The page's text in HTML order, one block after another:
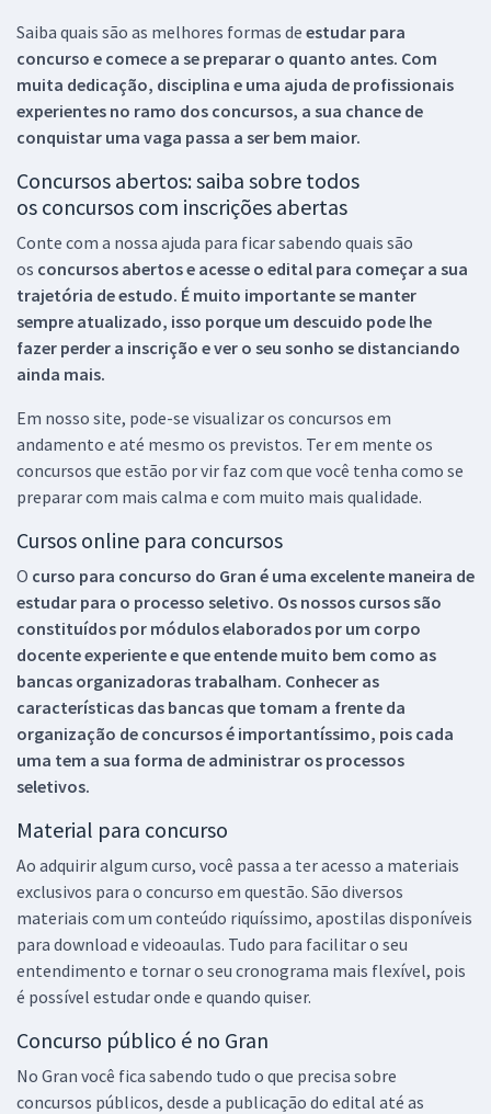
Saiba quais são as melhores formas de estudar para
concurso e comece a se preparar o quanto antes. Com
muita dedicação, disciplina e uma ajuda de profissionais
experientes no ramo dos concursos, a sua chance de
conquistar uma vaga passa a ser bem maior.
Concursos abertos: saiba sobre todos
os concursos com inscrições abertas
Conte com a nossa ajuda para ficar sabendo quais são
os concursos abertos e acesse o edital para começar a sua
trajetória de estudo. É muito importante se manter
sempre atualizado, isso porque um descuido pode lhe
fazer perder a inscrição e ver o seu sonho se distanciando
ainda mais.
Em nosso site, pode-se visualizar os concursos em
andamento e até mesmo os previstos. Ter em mente os
concursos que estão por vir faz com que você tenha como se
preparar com mais calma e com muito mais qualidade.
Cursos online para concursos
O curso para concurso do Gran é uma excelente maneira de
estudar para o processo seletivo. Os nossos cursos são
constituídos por módulos elaborados por um corpo
docente experiente e que entende muito bem como as
bancas organizadoras trabalham. Conhecer as
características das bancas que tomam a frente da
organização de concursos é importantíssimo, pois cada
uma tem a sua forma de administrar os processos
seletivos.
Material para concurso
Ao adquirir algum curso, você passa a ter acesso a materiais
exclusivos para o concurso em questão. São diversos
materiais com um conteúdo riquíssimo, apostilas disponíveis
para download e videoaulas. Tudo para facilitar o seu
entendimento e tornar o seu cronograma mais flexível, pois
é possível estudar onde e quando quiser.
Concurso público é no Gran
No Gran você fica sabendo tudo o que precisa sobre
concursos públicos, desde a publicação do edital até as